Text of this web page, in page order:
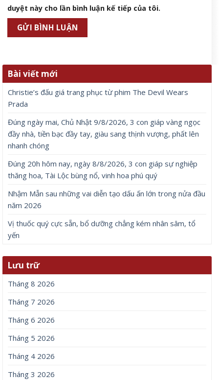
duyệt này cho lần bình luận kế tiếp của tôi.
Bài viết mới
Christie’s đấu giá trang phục từ phim The Devil Wears
Prada
Đúng ngày mai, Chủ Nhật 9/8/2026, 3 con giáp vàng ngọc
đầy nhà, tiền bạc đầy tay, giàu sang thịnh vượng, phất lên
nhanh chóng
Đúng 20h hôm nay, ngày 8/8/2026, 3 con giáp sự nghiệp
thăng hoa, Tài Lộc bùng nổ, vinh hoa phú quý
Nhậm Mẫn sau những vai diễn tạo dấu ấn lớn trong nửa đầu
năm 2026
Vị thuốc quý cực sẵn, bổ dưỡng chẳng kém nhân sâm, tổ
yến
Lưu trữ
Tháng 8 2026
Tháng 7 2026
Tháng 6 2026
Tháng 5 2026
Tháng 4 2026
Tháng 3 2026